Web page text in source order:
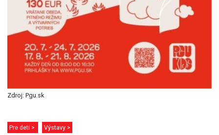
Zdroj: Pgu.sk
Pre deti > Výstavy >